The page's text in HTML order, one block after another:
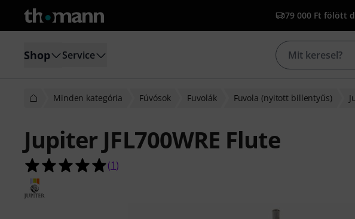
79 000 Ft fölött
Shop Service
Minden kategória Fúvósok Fuvolák Fuvola (nyitott billentyűs)
Jupiter JFL700WRE Flute
5.0/5 csillag, összesen 1 értékelés alapján
(1)